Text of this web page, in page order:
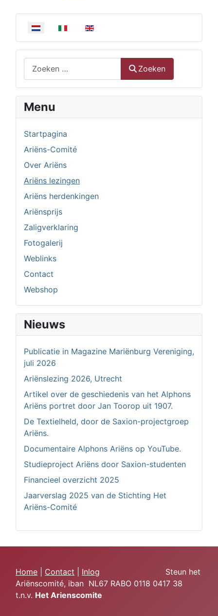
Selecteer de taal
Zoeken
Menu
Startpagina
Ariëns-Comité
Over Ariëns
Ariëns lezingen
Ariëns herdenkingen
Ariënsprijs
Zaligverklaring
Fotogalerij
Weblinks
Contact
Webshop
Nieuws
Publicatie in Magazine Mariënburg Vereniging,
juli 2026
Ariënslezing 2026, Utrecht
Artikel over de geschiedenis van het Alphons
Ariëns portret door Jan Toorop uit 1907.
De Textielheld, door de Saxion-projectgroep
Ariëns.
Documentaire Alphons Ariëns op YouTube.
Studieproject Ariëns door Saxion-studenten
Financieel overzicht 2025
Jaarverslag 2025 van de Stichting Het
Ariëns-Comité
Home Contact Inlog Steun het
Ariënscomité, iban NL67 RABO 0118 0417 38
t.n.v. Het Arienscomite